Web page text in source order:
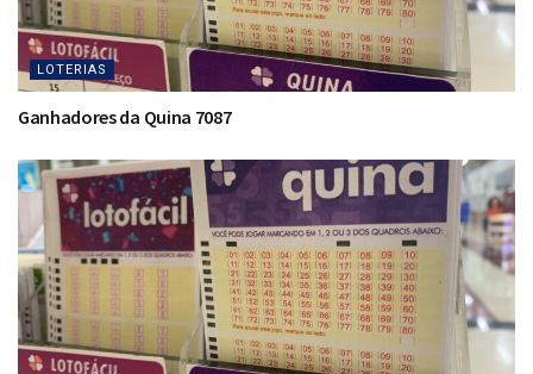
LOTERIAS
Ganhadores da Quina 7087